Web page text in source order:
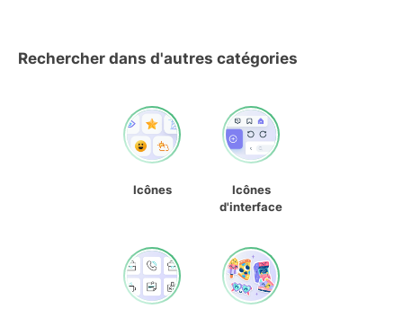
Rechercher dans d'autres catégories
Icônes
Icônes
d'interface